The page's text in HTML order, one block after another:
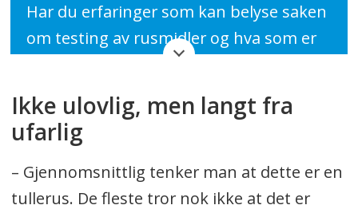
Har du erfaringer som kan belyse saken
om testing av rusmidler og hva som er
kontakt med oss på tips@oavis.no
Ikke ulovlig, men langt fra
ufarlig
– Gjennomsnittlig tenker man at dette er en
tullerus. De fleste tror nok ikke at det er